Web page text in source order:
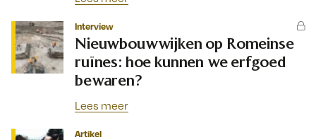
Interview
Nieuwbouwwijken op Romeinse
ruïnes: hoe kunnen we erfgoed
bewaren?
Lees meer
Artikel